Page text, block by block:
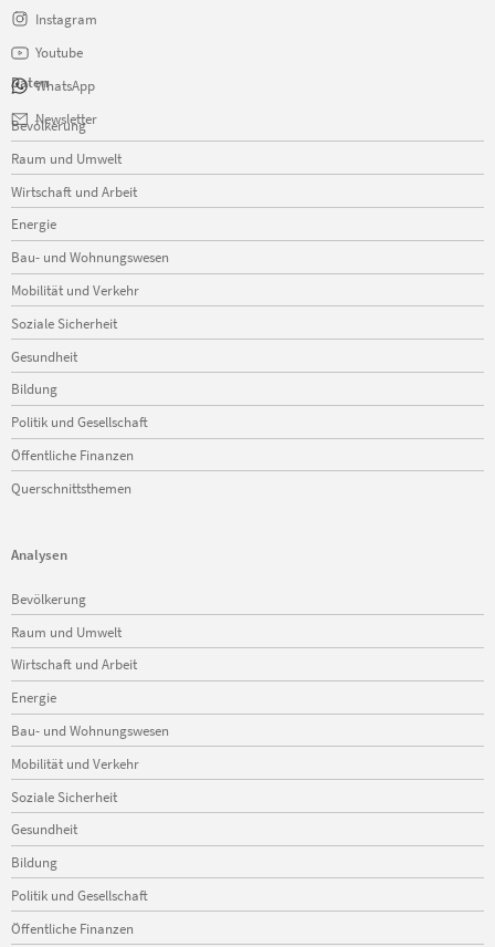
Instagram
Youtube
WhatsApp
Newsletter
Daten
Navigation
überspringen
Bevölkerung
Raum und Umwelt
Wirtschaft und Arbeit
Energie
Bau- und Wohnungswesen
Mobilität und Verkehr
Soziale Sicherheit
Gesundheit
Bildung
Politik und Gesellschaft
Öffentliche Finanzen
Querschnittsthemen
Analysen
Navigation
überspringen
Bevölkerung
Raum und Umwelt
Wirtschaft und Arbeit
Energie
Bau- und Wohnungswesen
Mobilität und Verkehr
Soziale Sicherheit
Gesundheit
Bildung
Politik und Gesellschaft
Öffentliche Finanzen